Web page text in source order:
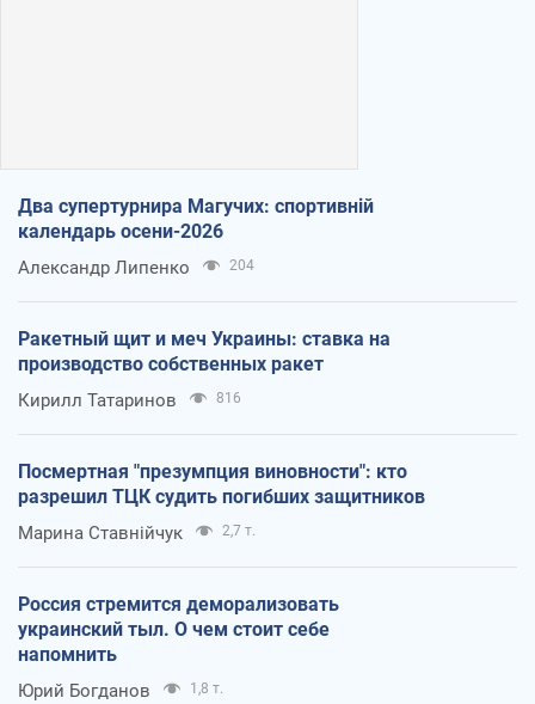
Два супертурнира Магучих: спортивній
календарь осени-2026
Александр Липенко 204
Ракетный щит и меч Украины: ставка на
производство собственных ракет
Кирилл Татаринов 816
Посмертная "презумпция виновности": кто
разрешил ТЦК судить погибших защитников
Марина Ставнійчук 2,7 т.
Россия стремится деморализовать
украинский тыл. О чем стоит себе
напомнить
Юрий Богданов 1,8 т.